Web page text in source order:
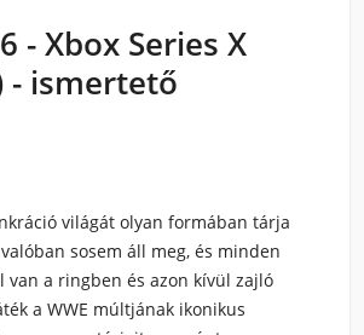
- Xbox Series X
- ismertető
világát olyan formában tárja
sosem áll meg, és minden
van a ringben és azon kívül zajló
a WWE múltjának ikonikus